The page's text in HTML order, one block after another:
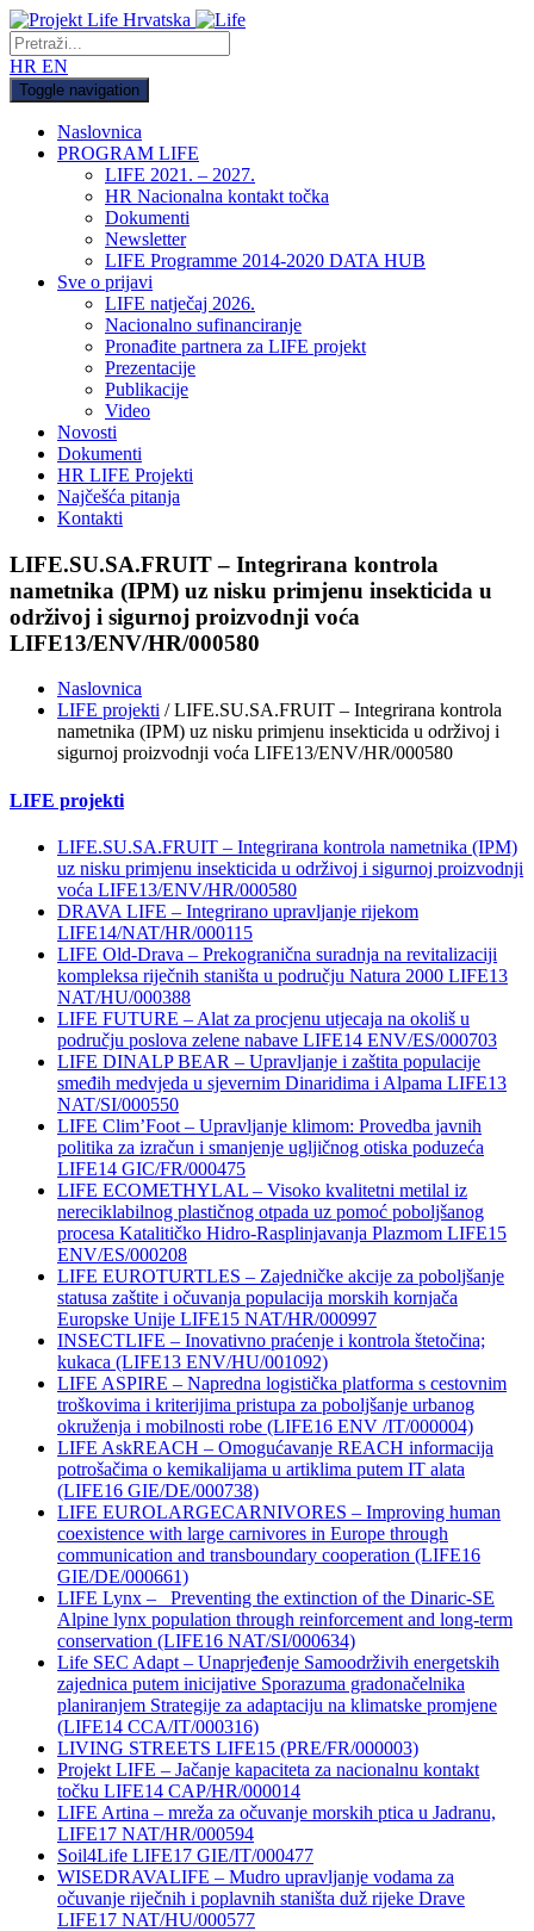
HR EN
Toggle navigation
Naslovnica
PROGRAM LIFE
LIFE 2021. – 2027.
HR Nacionalna kontakt točka
Dokumenti
Newsletter
LIFE Programme 2014-2020 DATA HUB
Sve o prijavi
LIFE natječaj 2026.
Nacionalno sufinanciranje
Pronađite partnera za LIFE projekt
Prezentacije
Publikacije
Video
Novosti
Dokumenti
HR LIFE Projekti
Najčešća pitanja
Kontakti
LIFE.SU.SA.FRUIT – Integrirana kontrola
nametnika (IPM) uz nisku primjenu insekticida u
održivoj i sigurnoj proizvodnji voća
LIFE13/ENV/HR/000580
Naslovnica
LIFE projekti / LIFE.SU.SA.FRUIT – Integrirana kontrola
nametnika (IPM) uz nisku primjenu insekticida u održivoj i
sigurnoj proizvodnji voća LIFE13/ENV/HR/000580
LIFE projekti
LIFE.SU.SA.FRUIT – Integrirana kontrola nametnika (IPM)
uz nisku primjenu insekticida u održivoj i sigurnoj proizvodnji
voća LIFE13/ENV/HR/000580
DRAVA LIFE – Integrirano upravljanje rijekom
LIFE14/NAT/HR/000115
LIFE Old-Drava – Prekogranična suradnja na revitalizaciji
kompleksa riječnih staništa u području Natura 2000 LIFE13
NAT/HU/000388
LIFE FUTURE – Alat za procjenu utjecaja na okoliš u
području poslova zelene nabave LIFE14 ENV/ES/000703
LIFE DINALP BEAR – Upravljanje i zaštita populacije
smeđih medvjeda u sjevernim Dinaridima i Alpama LIFE13
NAT/SI/000550
LIFE Clim’Foot – Upravljanje klimom: Provedba javnih
politika za izračun i smanjenje ugljičnog otiska poduzeća
LIFE14 GIC/FR/000475
LIFE ECOMETHYLAL – Visoko kvalitetni metilal iz
nereciklabilnog plastičnog otpada uz pomoć poboljšanog
procesa Katalitičko Hidro-Rasplinjavanja Plazmom LIFE15
ENV/ES/000208
LIFE EUROTURTLES – Zajedničke akcije za poboljšanje
statusa zaštite i očuvanja populacija morskih kornjača
Europske Unije LIFE15 NAT/HR/000997
INSECTLIFE – Inovativno praćenje i kontrola štetočina;
kukaca (LIFE13 ENV/HU/001092)
LIFE ASPIRE – Napredna logistička platforma s cestovnim
troškovima i kriterijima pristupa za poboljšanje urbanog
okruženja i mobilnosti robe (LIFE16 ENV /IT/000004)
LIFE AskREACH – Omogućavanje REACH informacija
potrošačima o kemikalijama u artiklima putem IT alata
(LIFE16 GIE/DE/000738)
LIFE EUROLARGECARNIVORES – Improving human
coexistence with large carnivores in Europe through
communication and transboundary cooperation (LIFE16
GIE/DE/000661)
LIFE Lynx – Preventing the extinction of the Dinaric-SE
Alpine lynx population through reinforcement and long-term
conservation (LIFE16 NAT/SI/000634)
Life SEC Adapt – Unaprjeđenje Samoodrživih energetskih
zajednica putem inicijative Sporazuma gradonačelnika
planiranjem Strategije za adaptaciju na klimatske promjene
(LIFE14 CCA/IT/000316)
LIVING STREETS LIFE15 (PRE/FR/000003)
Projekt LIFE – Jačanje kapaciteta za nacionalnu kontakt
točku LIFE14 CAP/HR/000014
LIFE Artina – mreža za očuvanje morskih ptica u Jadranu,
LIFE17 NAT/HR/000594
Soil4Life LIFE17 GIE/IT/000477
WISEDRAVALIFE – Mudro upravljanje vodama za
očuvanje riječnih i poplavnih staništa duž rijeke Drave
LIFE17 NAT/HU/000577